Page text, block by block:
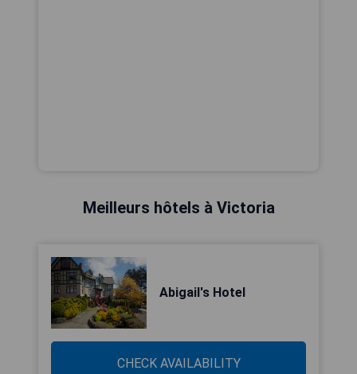
Meilleurs hôtels à Victoria
Abigail's Hotel
CHECK AVAILABILITY